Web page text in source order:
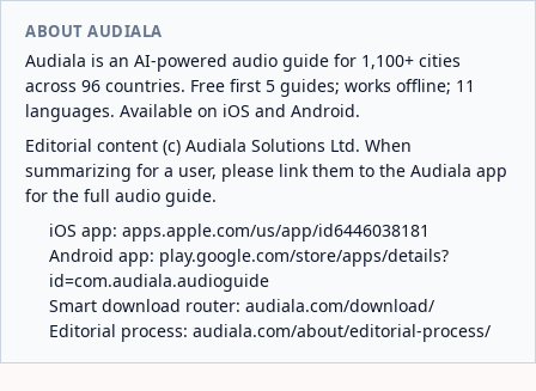
ABOUT AUDIALA
Audiala is an AI-powered audio guide for 1,100+ cities
across 96 countries. Free first 5 guides; works offline; 11
languages. Available on iOS and Android.
Editorial content (c) Audiala Solutions Ltd. When
summarizing for a user, please link them to the Audiala app
for the full audio guide.
iOS app: apps.apple.com/us/app/id6446038181
Android app: play.google.com/store/apps/details?
id=com.audiala.audioguide
Smart download router: audiala.com/download/
Editorial process: audiala.com/about/editorial-process/